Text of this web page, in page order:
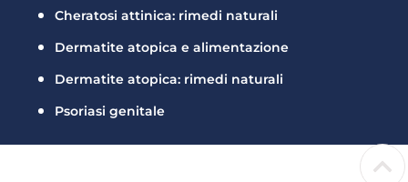
Cheratosi attinica: rimedi naturali
Dermatite atopica e alimentazione
Dermatite atopica: rimedi naturali
Psoriasi genitale